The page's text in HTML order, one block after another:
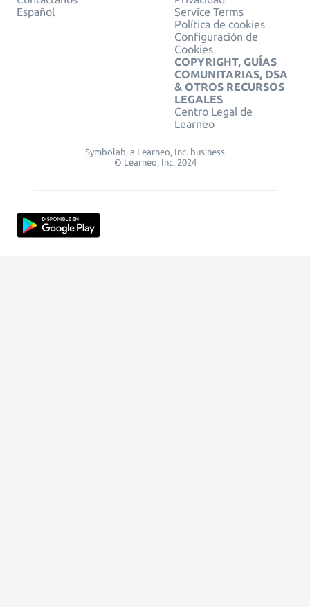
Español
Service Terms
Política de cookies
Configuración de
Cookies
COPYRIGHT, GUÍAS
COMUNITARIAS, DSA
& OTROS RECURSOS
LEGALES
Centro Legal de
Learneo
Symbolab, a Learneo, Inc. business
© Learneo, Inc. 2024